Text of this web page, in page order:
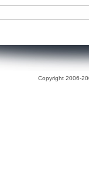
Copyright 2006-